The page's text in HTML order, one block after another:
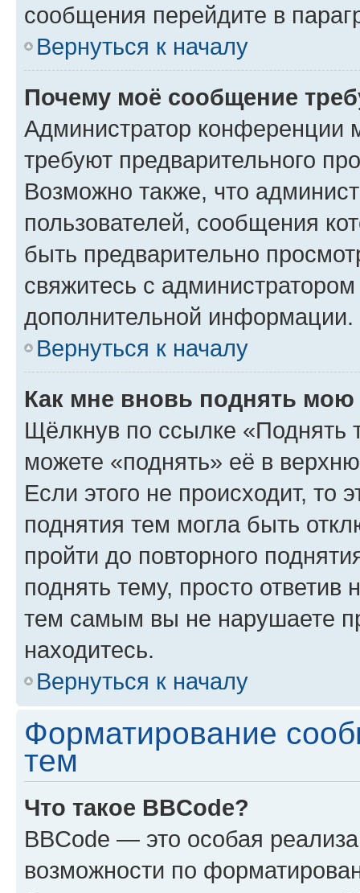
сообщения перейдите в
Вернуться к началу
Почему моё сообщение
Администратор конференции
требуют предварительного
Возможно также, что
пользователей, сообщения
быть предварительно
свяжитесь с
дополнительной информации.
Вернуться к началу
Как мне вновь поднять мою
Щёлкнув по ссылке «Поднять
можете «поднять» её в
Если этого не происходит, то
поднятия тем могла быть
пройти до повторного
поднять тему, просто ответив
тем самым вы не нарушаете
находитесь.
Вернуться к началу
Форматирование
тем
Что такое BBCode?
BBCode — это особая
возможности по